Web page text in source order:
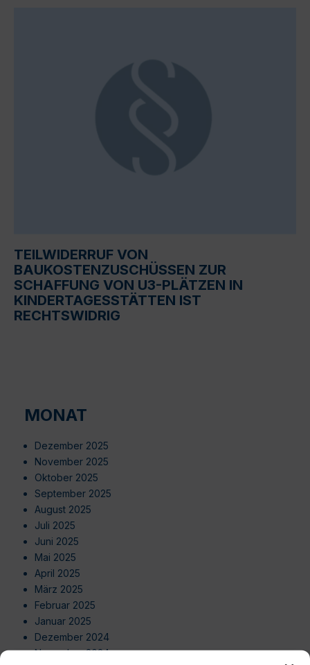
TEILWIDERRUF VON
BAUKOSTENZUSCHÜSSEN ZUR
SCHAFFUNG VON U3-PLÄTZEN IN
KINDERTAGESSTÄTTEN IST
RECHTSWIDRIG
MONAT
Dezember 2025
November 2025
Oktober 2025
September 2025
August 2025
Juli 2025
Juni 2025
Mai 2025
April 2025
März 2025
Februar 2025
Januar 2025
Dezember 2024
November 2024